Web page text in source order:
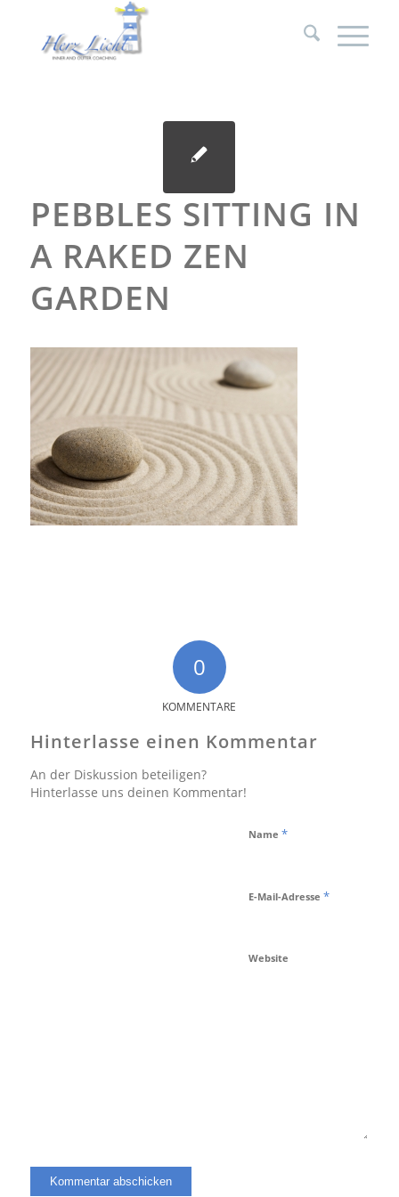
PEBBLES SITTING IN
A RAKED ZEN
GARDEN
0
KOMMENTARE
Hinterlasse einen Kommentar
An der Diskussion beteiligen?
Hinterlasse uns deinen Kommentar!
Name *
E-Mail-Adresse *
Website